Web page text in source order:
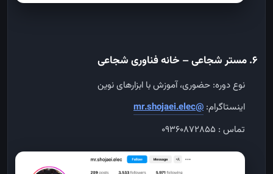
۶. مستر شجاعی – خانه فناوری شجاعی
نوع دوره: حضوری، آموزش با ابزارهای نوین
اینستاگرام: @mr.shojaei.elec
تماس : ۰۹۳۶۰۸۷۲۸۵۵